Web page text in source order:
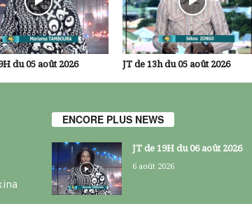
du 05 août 2026 JT de 13h du 05 août 2026
ENCORE PLUS NEWS
JT de 19H du 06 août 2026
6 août 2026